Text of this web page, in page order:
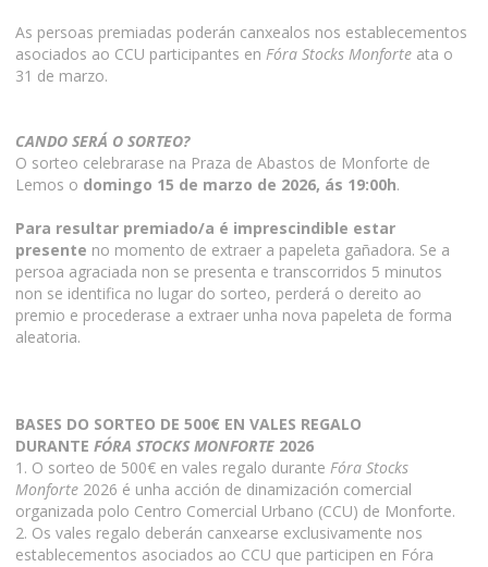
As persoas premiadas poderán canxealos nos establecementos
asociados ao CCU participantes en Fóra Stocks Monforte ata o
31 de marzo.
CANDO SERÁ O SORTEO?
O sorteo celebrarase na Praza de Abastos de Monforte de
Lemos o domingo 15 de marzo de 2026, ás 19:00h.
Para resultar premiado/a é imprescindible estar
presente no momento de extraer a papeleta gañadora. Se a
persoa agraciada non se presenta e transcorridos 5 minutos
non se identifica no lugar do sorteo, perderá o dereito ao
premio e procederase a extraer unha nova papeleta de forma
aleatoria.
BASES DO SORTEO DE 500€ EN VALES REGALO
DURANTE FÓRA STOCKS MONFORTE 2026
1. O sorteo de 500€ en vales regalo durante Fóra Stocks
Monforte 2026 é unha acción de dinamización comercial
organizada polo Centro Comercial Urbano (CCU) de Monforte.
2. Os vales regalo deberán canxearse exclusivamente nos
establecementos asociados ao CCU que participen en Fóra